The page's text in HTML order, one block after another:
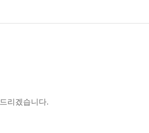
리겠습니다.